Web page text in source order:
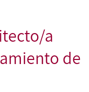
a
de